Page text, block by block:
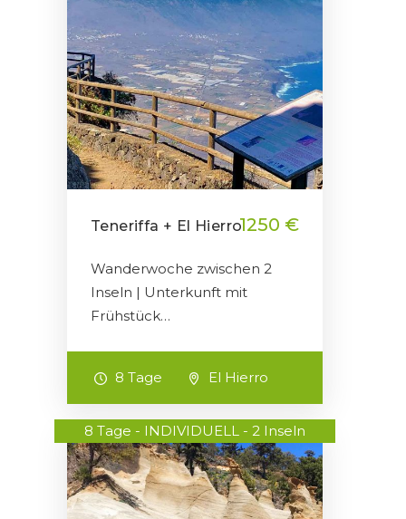
Teneriffa + El Hierro1250 €
Wanderwoche zwischen 2
Inseln | Unterkunft mit
Frühstück…
8 Tage El Hierro
8 Tage - INDIVIDUELL - 2 Inseln